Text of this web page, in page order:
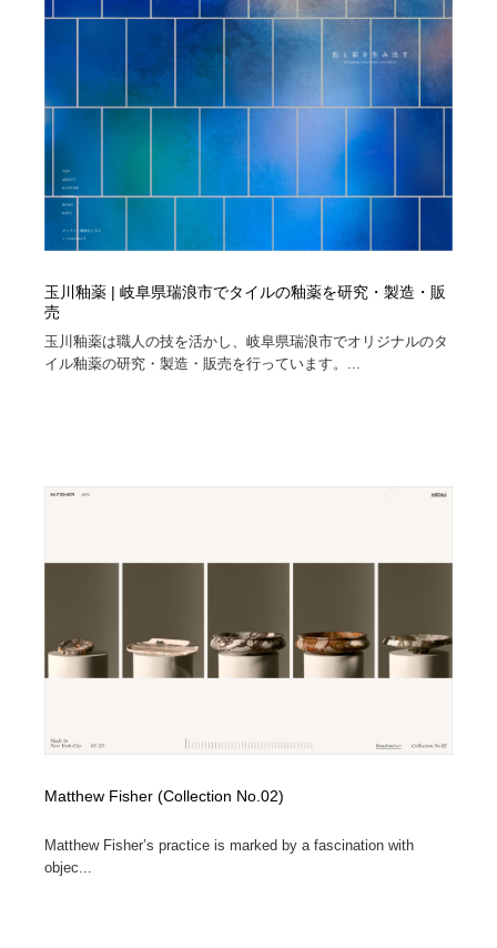
玉川釉薬 | 岐阜県瑞浪市でタイルの釉薬を研究・製造・販
売
玉川釉薬は職人の技を活かし、岐阜県瑞浪市でオリジナルのタ
イル釉薬の研究・製造・販売を行っています。...
Matthew Fisher (Collection No.02)
Matthew Fisher’s practice is marked by a fascination with
objec...